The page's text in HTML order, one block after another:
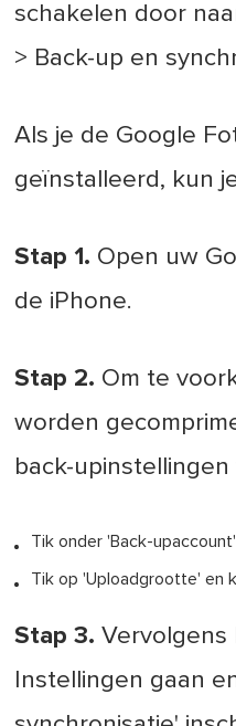
schakelen door
> Back-up en
Als je de Google
geïnstalleerd, kun
Stap 1. Open uw
de iPhone.
Stap 2. Om te
worden
back-upinstellingen
Tik onder 'Back-
Tik op 'Uploadgrootte' en
Stap 3.Vervolgens
Instellingen gaan